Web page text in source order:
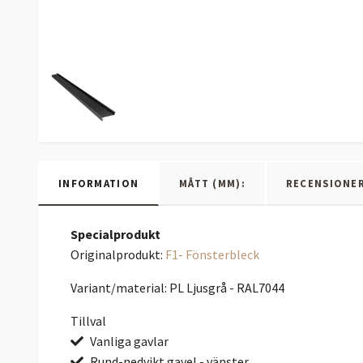
INFORMATION MÅTT (MM):
Specialprodukt
Originalprodukt: F1- Fönsterbleck
Variant/material: PL Ljusgrå - RAL7044
Tillval
Vanliga gavlar